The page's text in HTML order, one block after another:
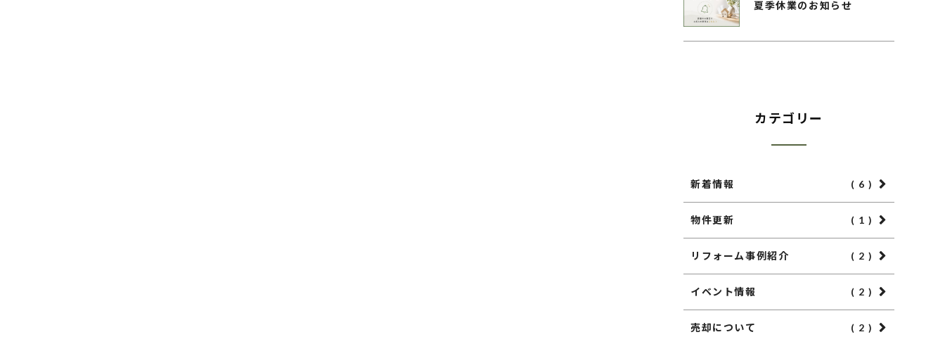
夏季休業のお知らせ
カテゴリー
新着情報 ( 6 )
物件更新 ( 1 )
リフォーム事例紹介 ( 2 )
イベント情報 ( 2 )
売却について ( 2 )